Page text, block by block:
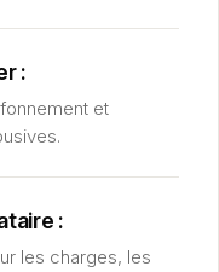
:
et
:
les charges, les